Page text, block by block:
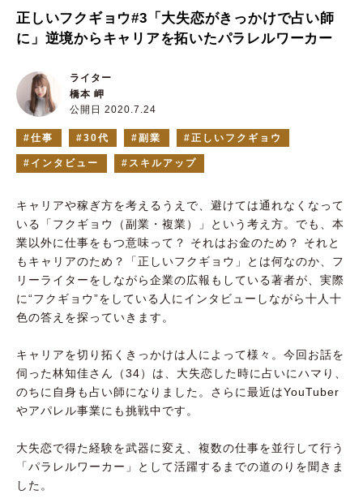
正しいフクギョウ#3「大失恋がきっかけで占い師
に」逆境からキャリアを拓いたパラレルワーカー
公開日 2020.7.24
ライター
橋本 岬
仕事 30代 副業 正しいフクギョウ
インタビュー スキルアップ
キャリアや稼ぎ方を考えるうえで、避けては通れなくなって
いる「フクギョウ（副業・複業）」という考え方。でも、本
業以外に仕事をもつ意味って？ それはお金のため？ それと
もキャリアのため？「正しいフクギョウ」とは何なのか、フ
リーライターをしながら企業の広報もしている著者が、実際
に“フクギョウ”をしている人にインタビューしながら十人十
色の答えを探っていきます。
キャリアを切り拓くきっかけは人によって様々。今回お話を
伺った林知佳さん（34）は、大失恋した時に占いにハマり、
のちに自身も占い師になりました。さらに最近はYouTuber
やアパレル事業にも挑戦中です。
大失恋で得た経験を武器に変え、複数の仕事を並行して行う
「パラレルワーカー」として活躍するまでの道のりを聞きま
した。